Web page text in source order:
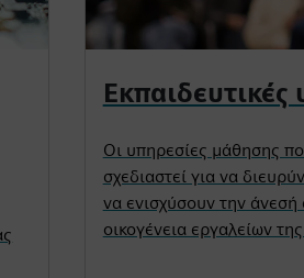
Εκπαιδευτικές
Οι υπηρεσίες μάθησης
σχεδιαστεί για να
να ενισχύσουν την άνεσή
οικογένεια εργαλείων